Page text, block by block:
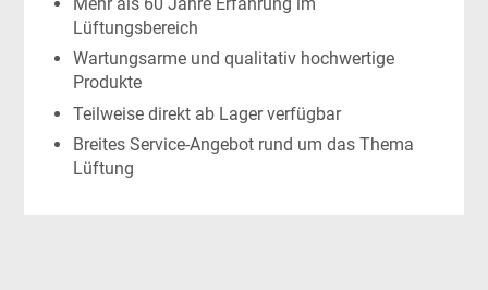
Lüftungsbereich
Wartungsarme und qualitativ hochwertige
Produkte
Teilweise direkt ab Lager verfügbar
Breites Service-Angebot rund um das Thema
Lüftung